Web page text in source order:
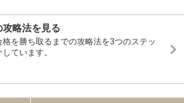
攻略法を見る
格を勝ち取るまでの攻略法を3つのステッ
ています。